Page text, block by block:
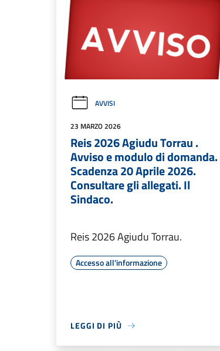
AVVISI
23 MARZO 2026
Reis 2026 Agiudu Torrau .
Avviso e modulo di domanda.
Scadenza 20 Aprile 2026.
Consultare gli allegati. Il
Sindaco.
Reis 2026 Agiudu Torrau.
Accesso all'informazione
LEGGI DI PIÙ